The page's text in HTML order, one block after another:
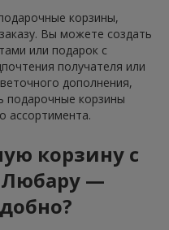
корзины,
Вы можете создать
или подарок с
получателя или
дополнения,
подарочные корзины
ассортимента.
корзину с
Любару —